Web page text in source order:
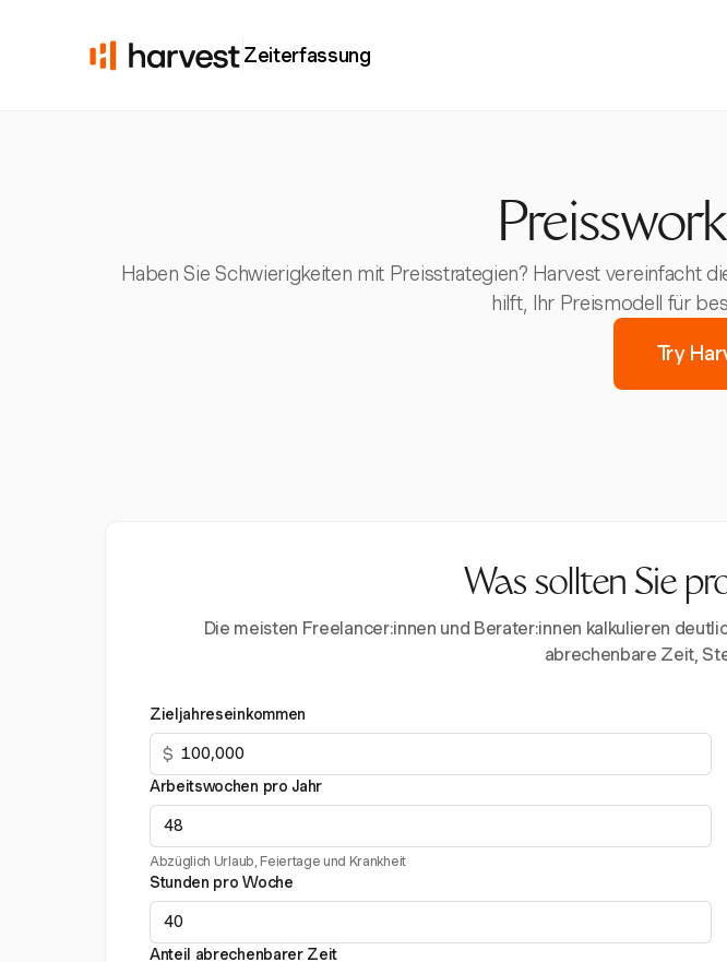
Zeiterfassung
Haben Sie Schwierigkeiten mit Preisstrategien? Harvest vereinfacht
hilft, Ihr Preismodell für
Try
Was sollten Sie
Die meisten Freelancer:innen und Berater:innen kalkulieren
abrechenbare Zeit,
Zieljahreseinkommen
$
Arbeitswochen pro Jahr
Abzüglich Urlaub, Feiertage und Krankheit
Stunden pro Woche
Anteil abrechenbarer Zeit